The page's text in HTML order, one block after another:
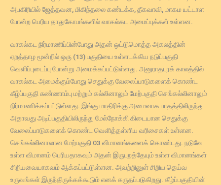
அபகிரியில் ஜேத்தவன, மிகிந்தலை கண்டக்க, தீகவாவி, மாகம யட்டாள
போன்ற பெரிய தாதுகோபங்களில் வாகல்கட அமைப்புக்கள் உள்ளன.
வாகல்கட நிர்மாணிப்பின்போது அதன் ஒட்டுமொத்த அகலத்தின்
ஏறத்தாழ மூன்றில் ஒரு (13) பகுதியை உள்ளடக்கிய நடுப்பகுதி
வெளிப்புடைப்பு போன்று அமைக்கப்பட்டுள்ளது. அனுராதபுரக் காலத்தில்
வாகல்கட அமைக்கும்போது செதுக்கு வேலைப்பாடுகளைக் கொண்ட
கீழ்ப்பகுதி சுண்ணாம்பு மற்றும் கல்லினாலும் மேற்பகுதி செங்கல்லினாலும்
நிர்மாணிக்கப்பட்டுள்ளது. இங்கு மாதிரிக்கு அமைவாக பாதத்திலிருந்து
அதாவது அடிப்பகுதியிலிருந்து மேல்நோக்கி கிடையான செதுக்கு
வேலைப்பாடுகளைக் கொண்ட வெளித்தள்ளிய வரிசைகள் உள்ளன.
செங்கல்லினாலான மேற்பகுதி 03 விமானங்களைக் கொண்டது. நடுவே
உள்ள விமானம் பெரியதாகவும் அதன் இருபுறத்தேயும் உள்ள விமானங்கள்
சிறியவையாகவம் ஆக்கப்பட்டுள்ளன. அவற்றினுள் சிறிய தெய்வ
உருவங்கள் இருந்திருக்கக்கூடும் எனக் கருதப்படுகிறது. கீழ்ப்பகுதியின்